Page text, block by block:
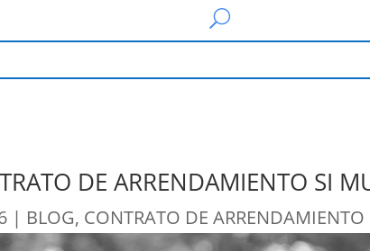
DE ARRENDAMIENTO SI
| BLOG, CONTRATO DE ARRENDAMIENTO